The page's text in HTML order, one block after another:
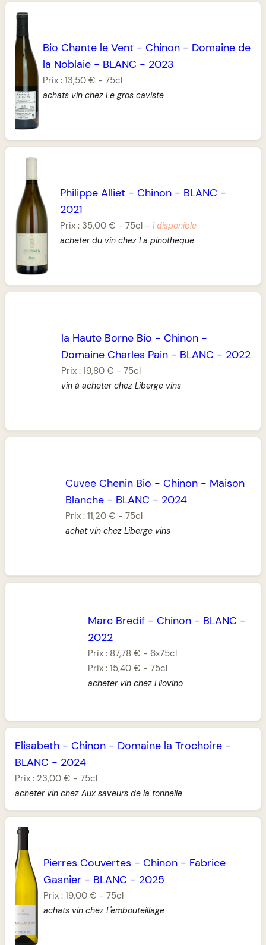
Bio Chante le Vent- Chinon- Domaine de
la Noblaie- BLANC - 2023
Prix : 13,50 € - 75cl
achats vin chez Le gros caviste
Philippe Alliet - Chinon - BLANC -
2021
Prix : 35,00 € -75cl - 1 disponible
acheter du vin chez La pinotheque
la Haute Borne Bio - Chinon -
Domaine Charles Pain - BLANC - 2022
Prix :19,80 € -75cl
vin à acheter chez Liberge vins
Cuvee Chenin Bio - Chinon - Maison
Blanche - BLANC - 2024
Prix :11,20 € -75cl
achat vin chez Liberge vins
Marc Bredif - Chinon - BLANC -
2022
Prix : 87,78 € - 6x75cl
Prix : 15,40 € - 75cl
acheter vin chez Lilovino
Elisabeth - Chinon - Domaine la Trochoire -
BLANC - 2024
Prix : 23,00 € - 75cl
acheter vin chez Aux saveurs de la tonnelle
Pierres Couvertes - Chinon- Fabrice
Gasnier- BLANC - 2025
Prix : 19,00 € - 75cl
achats vin chez L'embouteillage